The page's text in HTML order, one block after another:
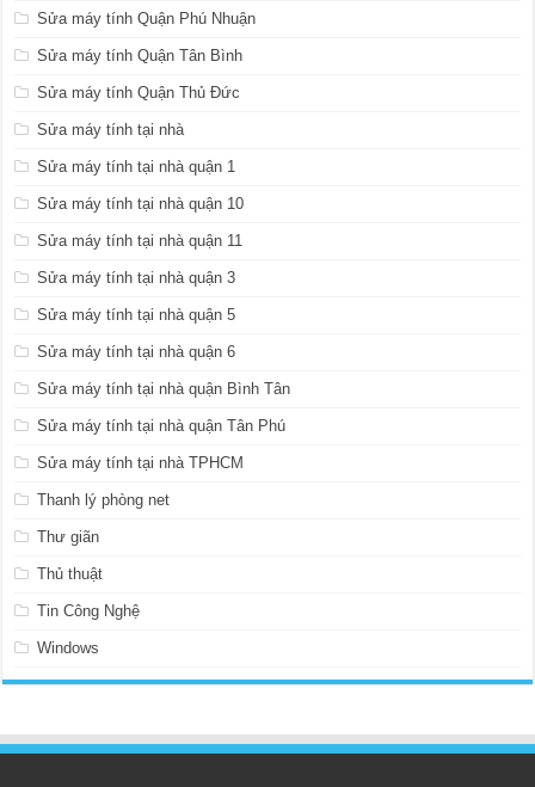
Sửa máy tính Quận Phú Nhuận
Sửa máy tính Quận Tân Bình
Sửa máy tính Quận Thủ Đức
Sửa máy tính tại nhà
Sửa máy tính tại nhà quận 1
Sửa máy tính tại nhà quận 10
Sửa máy tính tại nhà quận 11
Sửa máy tính tại nhà quận 3
Sửa máy tính tại nhà quận 5
Sửa máy tính tại nhà quận 6
Sửa máy tính tại nhà quận Bình Tân
Sửa máy tính tại nhà quận Tân Phú
Sửa máy tính tại nhà TPHCM
Thanh lý phòng net
Thư giãn
Thủ thuật
Tin Công Nghệ
Windows